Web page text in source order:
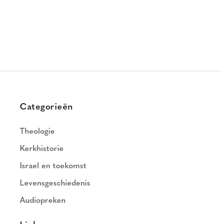
Categorieën
Theologie
Kerkhistorie
Israel en toekomst
Levensgeschiedenis
Audiopreken